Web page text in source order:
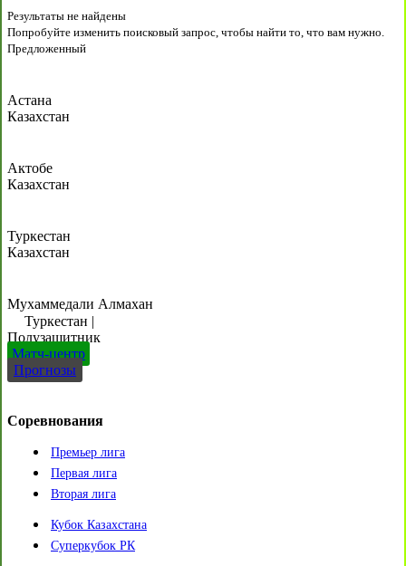
Результаты не найдены
Попробуйте изменить поисковый запрос, чтобы найти то, что вам нужно.
Предложенный
Астана
Казахстан
Актобе
Казахстан
Туркестан
Казахстан
Мухаммедали Алмахан
Туркестан |
Полузащитник
Матч-центр
Прогнозы
Соревнования
Премьер лига
Первая лига
Вторая лига
Кубок Казахстана
Суперкубок РК